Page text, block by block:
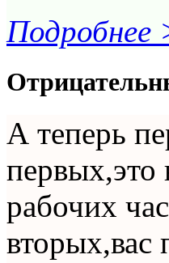
Подробнее
А теперь
рабочих
вторых,вас